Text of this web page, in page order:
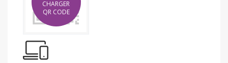
CHARGER
QR CODE